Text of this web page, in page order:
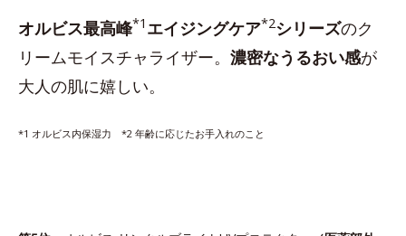
オルビス最高峰*1 エイジングケア*2シリーズのク
リームモイスチャライザー。 濃密なうるおい感が
大人の肌に嬉しい。
*1 オルビス内保湿力 *2 年齢に応じたお手入れのこと